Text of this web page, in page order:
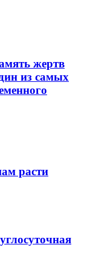
жертв
из самых
расти